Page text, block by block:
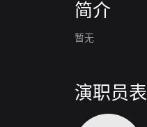
简介
暂无
演职员表